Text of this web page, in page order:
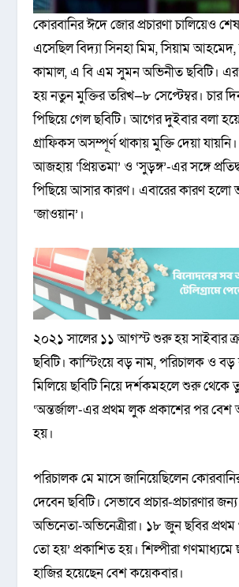
কোরবানির ঈদে জোর প্রচারণা চালিয়েও
এসেছিল বিদ্যা সিনহা মিম, সিয়াম
কামাল, এ বি এম সুমন অভিনীত ছবিটি।
হয় নতুন মুক্তির তরিখ—৮ সেপ্টেম্বর। চার
পিছিয়ে গেল ছবিটি। আগের দুইবার বলা
গ্রাফিকস অসম্পূর্ণ থাকায় মুক্তি দেয়া
আজহায় ‘প্রিয়তমা’ ও ‘সুড়ঙ্গ’-এর সঙ্গে
পিছিয়ে আসার কারণ। এবারের কারণ হলো
‘জাওয়ান’।
২০২১ সালের ১১ আগস্ট শুরু হয় সাইবার
ছবিটি। কাস্টিংয়ে বড় নাম, পরিচালক ও
মিলিয়ে ছবিটি নিয়ে দর্শকমহলে শুরু
‘অন্তর্জাল’-এর প্রথম লুক প্রকাশের পর
হয়।
পরিচালক মে মাসে জানিয়েছিলেন
দেবেন ছবিটি। সেভাবে প্রচার-প্রচারণার
অভিনেতা-অভিনেত্রীরা। ১৮ জুন ছবির প্রথম
তো হয়’ প্রকাশিত হয়। শিল্পীরা গণমাধ্যমে
হাজির হয়েছেন বেশ কয়েকবার।